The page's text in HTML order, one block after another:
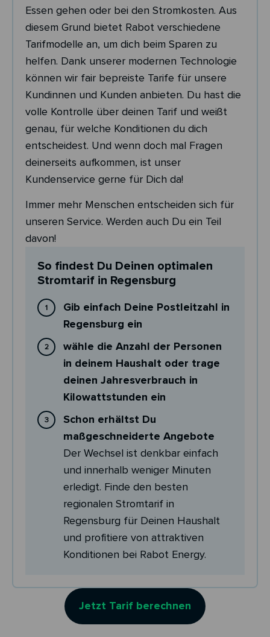
Essen gehen oder bei den Stromkosten. Aus
diesem Grund bietet Rabot verschiedene
Tarifmodelle an, um dich beim Sparen zu
helfen. Dank unserer modernen Technologie
können wir fair bepreiste Tarife für unsere
Kundinnen und Kunden anbieten. Du hast die
volle Kontrolle über deinen Tarif und weißt
genau, für welche Konditionen du dich
entscheidest. Und wenn doch mal Fragen
deinerseits aufkommen, ist unser
Kundenservice gerne für Dich da!
Immer mehr Menschen entscheiden sich für
unseren Service. Werden auch Du ein Teil
davon!
So findest Du Deinen optimalen
Stromtarif in Regensburg
Gib einfach Deine Postleitzahl in
Regensburg ein
wähle die Anzahl der Personen
in deinem Haushalt oder trage
deinen Jahresverbrauch in
Kilowattstunden ein
Schon erhältst Du
maßgeschneiderte Angebote
Der Wechsel ist denkbar einfach
und innerhalb weniger Minuten
erledigt. Finde den besten
regionalen Stromtarif in
Regensburg für Deinen Haushalt
und profitiere von attraktiven
Konditionen bei Rabot Energy.
Jetzt Tarif berechnen